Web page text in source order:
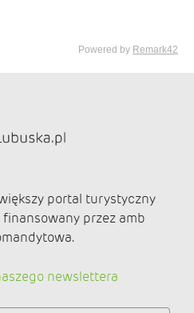
portal turystyczny
przez amb
newslettera